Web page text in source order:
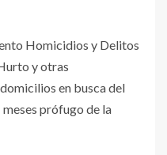
Homicidios y Delitos
y otras
en busca del
prófugo de la